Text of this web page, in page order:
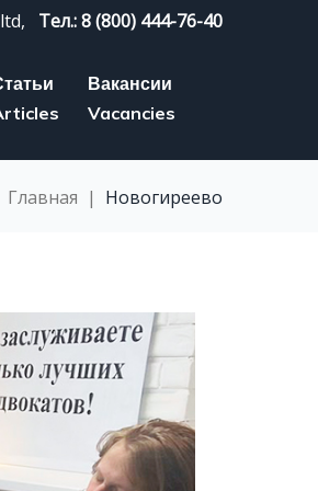
Тел.: 8 (800) 444-76-40
Вакансии
Vacancies
Главная | Новогиреево